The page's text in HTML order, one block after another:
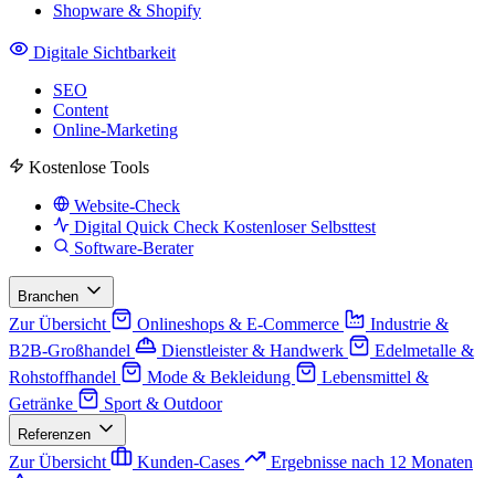
Shopware & Shopify
Digitale Sichtbarkeit
SEO
Content
Online-Marketing
Kostenlose Tools
Website-Check
Digital Quick Check Kostenloser Selbsttest
Software-Berater
Branchen
Zur Übersicht Onlineshops & E-Commerce
Industrie &
B2B-Großhandel
Dienstleister & Handwerk
Edelmetalle &
Rohstoffhandel
Mode & Bekleidung
Lebensmittel &
Getränke
Sport & Outdoor
Referenzen
Zur Übersicht Kunden-Cases
Ergebnisse nach 12 Monaten